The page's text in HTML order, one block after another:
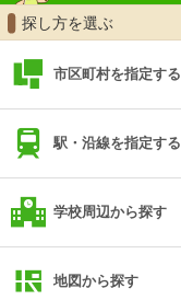
探し方を選ぶ
市区町村を指定する
駅・沿線を指定する
学校周辺から探す
地図から探す